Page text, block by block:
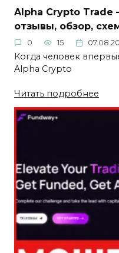
Alpha Crypto
отзывы, обзор,
0 15
Когда человек
Alpha Crypto
Читать подробнее